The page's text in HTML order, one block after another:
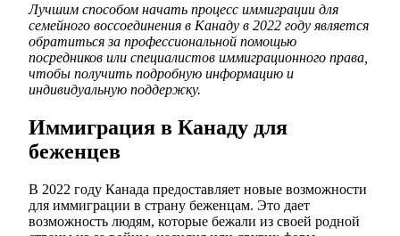
Лучшим способом начать процесс иммиграции для
семейного воссоединения в Канаду в 2022 году является
обратиться за профессиональной помощью
посредников или специалистов иммиграционного права,
чтобы получить подробную информацию и
индивидуальную поддержку.
Иммиграция в Канаду для
беженцев
В 2022 году Канада предоставляет новые возможности
для иммиграции в страну беженцам. Это дает
возможность людям, которые бежали из своей родной